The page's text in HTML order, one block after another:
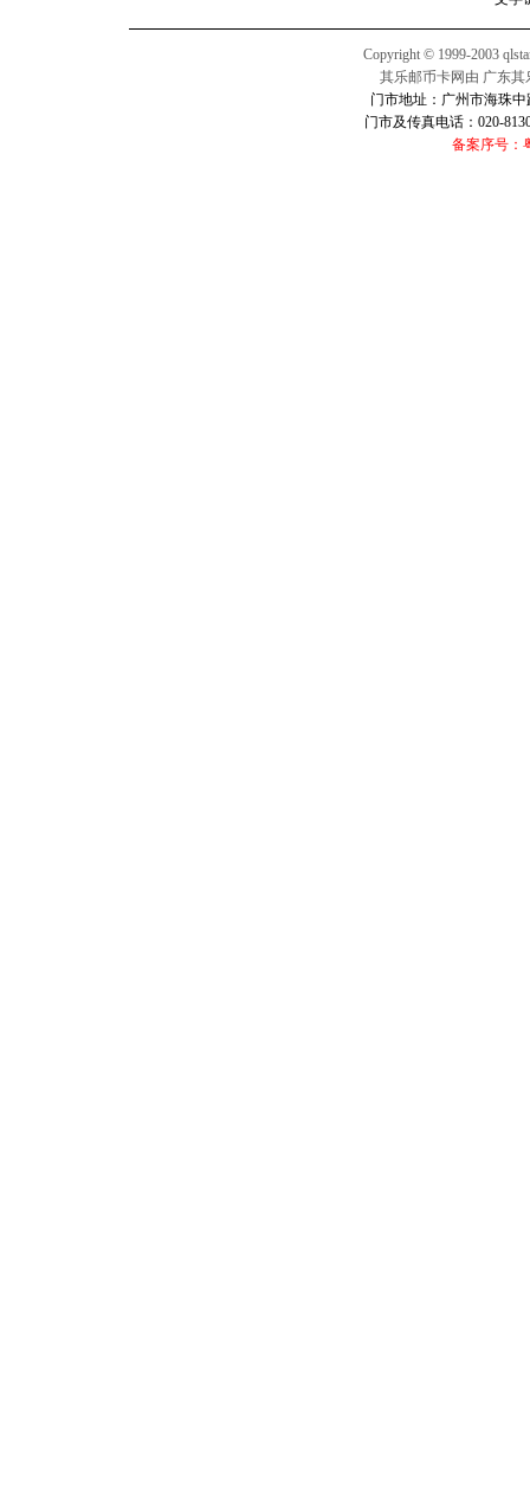
Copyright © 1999-2003
其乐邮币卡网由 广东
门市地址：广州市海珠
门市及传真电话：020-
备案序号：